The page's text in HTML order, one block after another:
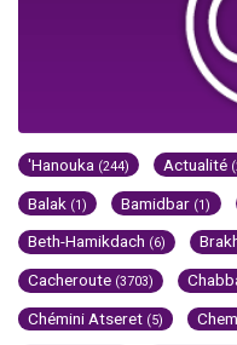
'Hanouka (244) Actualité
Balak (1) Bamidbar (1)
Beth-Hamikdach (6)
Cacheroute (3703)
Chémini Atseret (5)